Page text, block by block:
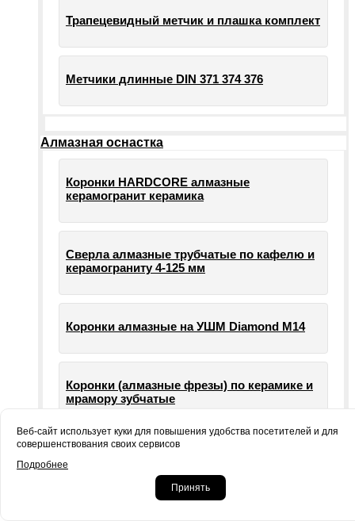
Трапецевидный метчик и плашка комплект
Метчики длинные DIN 371 374 376
Алмазная оснастка
Коронки HARDCORE алмазные
керамогранит керамика
Сверла алмазные трубчатые по кафелю и
керамограниту 4-125 мм
Коронки алмазные на УШМ Diamond М14
Коронки (алмазные фрезы) по керамике и
мрамору зубчатые
машин УШМ болгарки
Веб-сайт использует куки для повышения удобства посетителей и для
совершенствования своих сервисов
Подробнее
Принять